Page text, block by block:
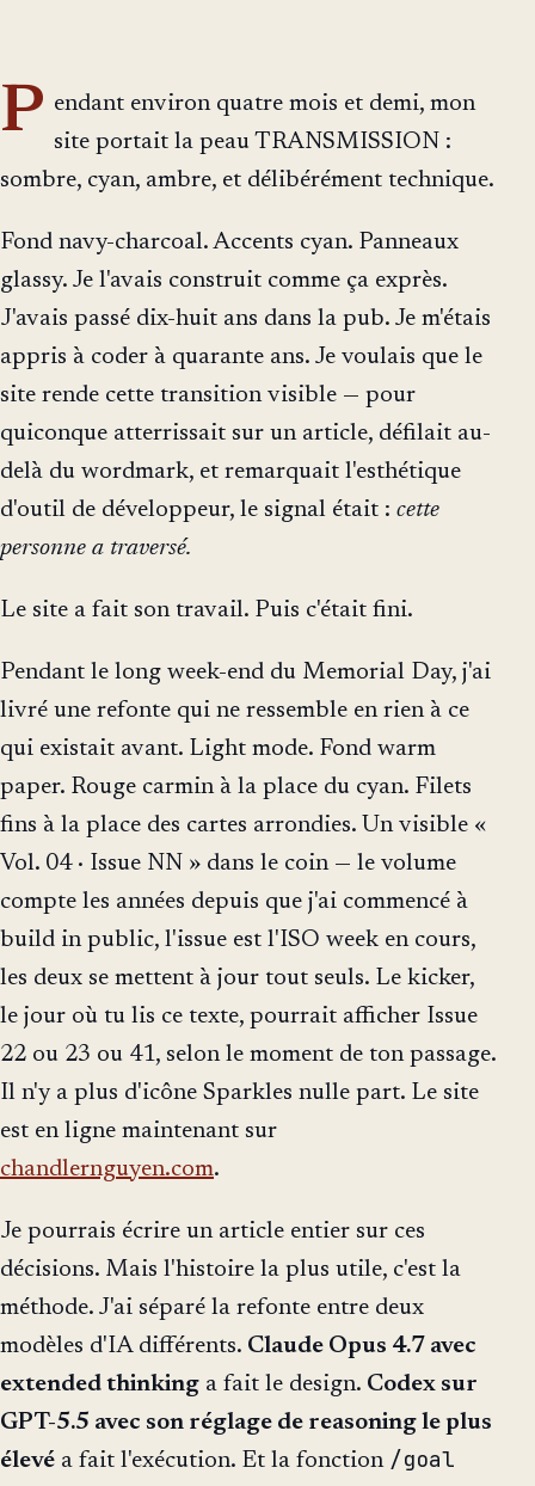
P endant environ quatre mois et demi, mon
site portait la peau TRANSMISSION :
sombre, cyan, ambre, et délibérément technique.
Fond navy-charcoal. Accents cyan. Panneaux
glassy. Je l'avais construit comme ça exprès.
J'avais passé dix-huit ans dans la pub. Je m'étais
appris à coder à quarante ans. Je voulais que le
site rende cette transition visible — pour
quiconque atterrissait sur un article, défilait au-
delà du wordmark, et remarquait l'esthétique
d'outil de développeur, le signal était : cette
personne a traversé.
Le site a fait son travail. Puis c'était fini.
Pendant le long week-end du Memorial Day, j'ai
livré une refonte qui ne ressemble en rien à ce
qui existait avant. Light mode. Fond warm
paper. Rouge carmin à la place du cyan. Filets
fins à la place des cartes arrondies. Un visible «
Vol. 04 · Issue NN » dans le coin — le volume
compte les années depuis que j'ai commencé à
build in public, l'issue est l'ISO week en cours,
les deux se mettent à jour tout seuls. Le kicker,
le jour où tu lis ce texte, pourrait afficher Issue
22 ou 23 ou 41, selon le moment de ton passage.
Il n'y a plus d'icône Sparkles nulle part. Le site
est en ligne maintenant sur
chandlernguyen.com.
Je pourrais écrire un article entier sur ces
décisions. Mais l'histoire la plus utile, c'est la
méthode. J'ai séparé la refonte entre deux
modèles d'IA différents. Claude Opus 4.7 avec
extended thinking a fait le design. Codex sur
GPT-5.5 avec son réglage de reasoning le plus
élevé a fait l'exécution. Et la fonction /goal